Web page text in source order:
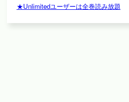
★Unlimitedユーザーは全巻読み放題